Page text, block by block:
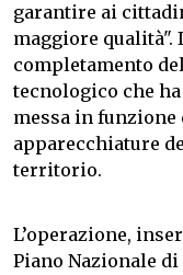
garantire ai
maggiore
completamento
tecnologico che
messa in
apparecchiature
territorio.
L’operazione,
Piano Nazionale